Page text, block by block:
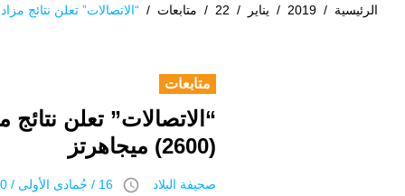
الرئيسية /
2019
/ يناير /
22
/ متابعات / “الاتصالات” تعلن نتائج مزاد رخص
متابعات
(2600) ميجاهرتز
صحيفة البلاد access_time 16 / جُمادى اﻷولى / 1440 هـ 22 يناير 2019